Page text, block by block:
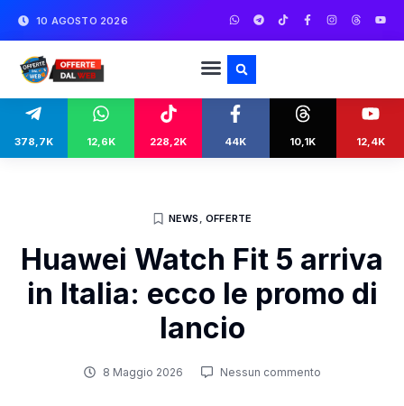
10 AGOSTO 2026
378,7K 12,6K 228,2K 44K 10,1K 12,4K
NEWS , OFFERTE
Huawei Watch Fit 5 arriva
in Italia: ecco le promo di
lancio
8 Maggio 2026 Nessun commento